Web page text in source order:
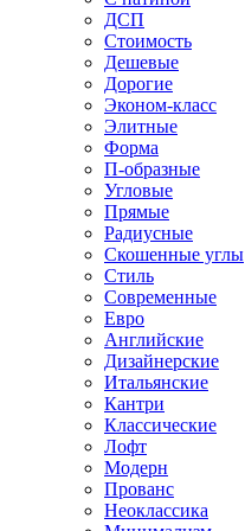
ДСП
Стоимость
Дешевые
Дорогие
Эконом-класс
Элитные
Форма
П-образные
Угловые
Прямые
Радиусные
Скошенные углы
Стиль
Современные
Евро
Английские
Дизайнерские
Итальянские
Кантри
Классические
Лофт
Модерн
Прованс
Неоклассика